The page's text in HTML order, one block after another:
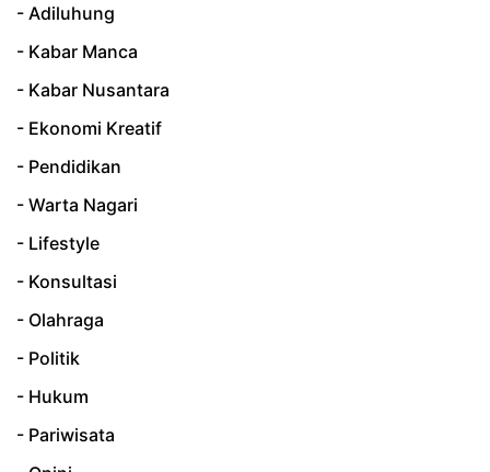
- Adiluhung
- Kabar Manca
- Kabar Nusantara
- Ekonomi Kreatif
- Pendidikan
- Warta Nagari
- Lifestyle
- Konsultasi
- Olahraga
- Politik
- Hukum
- Pariwisata